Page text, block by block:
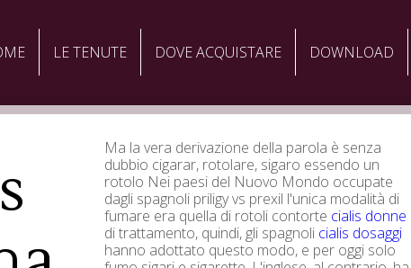
LE TENUTE DOVE ACQUISTARE DOWNLOAD
Ma la vera derivazione della parola è senza
dubbio cigarar, rotolare, sigaro essendo un
rotolo Nei paesi del Nuovo Mondo occupate
dagli spagnoli priligy vs prexil l'unica modalità di
fumare era quella di rotoli contorte cialis donne
di trattamento, quindi, gli spagnoli cialis dosaggi
hanno adottato questo modo, e per oggi solo